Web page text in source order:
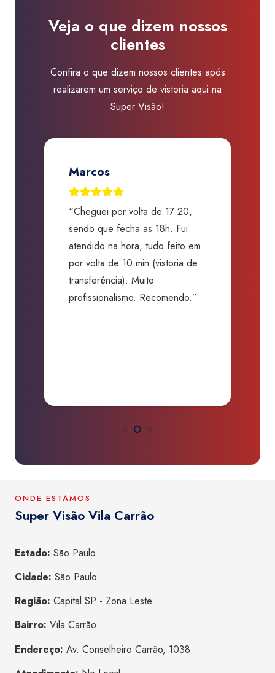
quantidade
Veja o que dizem nossos
clientes
Confira o que dizem nossos clientes após
realizarem um serviço de vistoria aqui na
Super Visão!
tudo feito em
“Excelentes profissionais!
Graças ao processo criterioso e
alta qualidade, evitaram que eu
comprasse um carro sem
segurança nenhuma com uma
batida camuflada. Me salvaram
ONDE ESTAMOS
Super Visão Vila Carrão
Estado: São Paulo
Cidade: São Paulo
Região: Capital SP - Zona Leste
Bairro: Vila Carrão
Endereço: Av. Conselheiro Carrão, 1038